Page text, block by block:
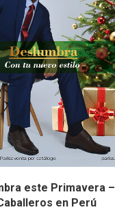
este Primavera –
en Perú